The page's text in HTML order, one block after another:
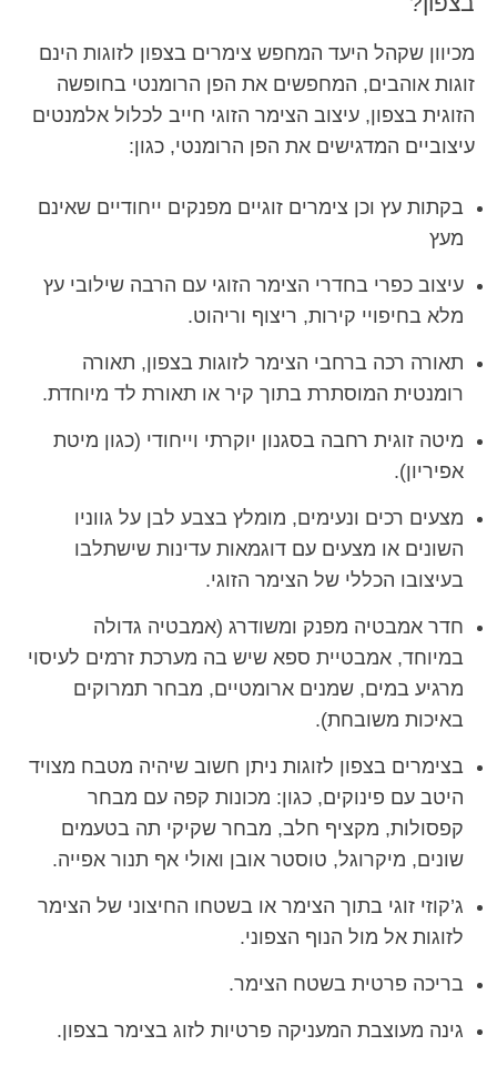
מכיוון שקהל היעד המחפש צימרים בצפון לזוגות הינם
זוגות אוהבים, המחפשים את הפן הרומנטי בחופשה
הזוגית בצפון, עיצוב הצימר הזוגי חייב לכלול אלמנטים
עיצוביים המדגישים את הפן הרומנטי, כגון:
בקתות עץ וכן צימרים זוגיים מפנקים ייחודיים שאינם
מעץ
עיצוב כפרי בחדרי הצימר הזוגי עם הרבה שילובי עץ
מלא בחיפויי קירות, ריצוף וריהוט.
תאורה רכה ברחבי הצימר לזוגות בצפון, תאורה
רומנטית המוסתרת בתוך קיר או תאורת לד מיוחדת.
מיטה זוגית רחבה בסגנון יוקרתי וייחודי (כגון מיטת
אפיריון).
מצעים רכים ונעימים, מומלץ בצבע לבן על גווניו
השונים או מצעים עם דוגמאות עדינות שישתלבו
בעיצובו הכללי של הצימר הזוגי.
חדר אמבטיה מפנק ומשודרג (אמבטיה גדולה
במיוחד, אמבטיית ספא שיש בה מערכת זרמים לעיסוי
מרגיע במים, שמנים ארומטיים, מבחר תמרוקים
באיכות משובחת).
בצימרים בצפון לזוגות ניתן חשוב שיהיה מטבח מצויד
היטב עם פינוקים, כגון: מכונות קפה עם מבחר
קפסולות, מקציף חלב, מבחר שקיקי תה בטעמים
שונים, מיקרוגל, טוסטר אובן ואולי אף תנור אפייה.
ג’קוזי זוגי בתוך הצימר או בשטחו החיצוני של הצימר
לזוגות אל מול הנוף הצפוני.
בריכה פרטית בשטח הצימר.
גינה מעוצבת המעניקה פרטיות לזוג בצימר בצפון.